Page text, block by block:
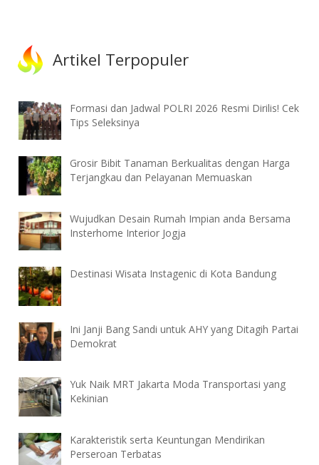
Artikel Terpopuler
Formasi dan Jadwal POLRI 2026 Resmi Dirilis! Cek
Tips Seleksinya
Grosir Bibit Tanaman Berkualitas dengan Harga
Terjangkau dan Pelayanan Memuaskan
Wujudkan Desain Rumah Impian anda Bersama
Insterhome Interior Jogja
Destinasi Wisata Instagenic di Kota Bandung
Ini Janji Bang Sandi untuk AHY yang Ditagih Partai
Demokrat
Yuk Naik MRT Jakarta Moda Transportasi yang
Kekinian
Karakteristik serta Keuntungan Mendirikan
Perseroan Terbatas